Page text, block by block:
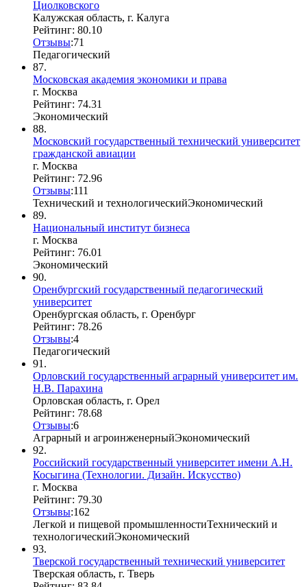
Циолковского
Калужская область, г. Калуга
Рейтинг: 80.10
Отзывы:71
Педагогический
87.
Московская академия экономики и права
г. Москва
Рейтинг: 74.31
Экономический
88.
Московский государственный технический университет
гражданской авиации
г. Москва
Рейтинг: 72.96
Отзывы:111
Технический и технологическийЭкономический
89.
Национальный институт бизнеса
г. Москва
Рейтинг: 76.01
Экономический
90.
Оренбургский государственный педагогический
университет
Оренбургская область, г. Оренбург
Рейтинг: 78.26
Отзывы:4
Педагогический
91.
Орловский государственный аграрный университет им.
Н.В. Парахина
Орловская область, г. Орел
Рейтинг: 78.68
Отзывы:6
Аграрный и агроинженерныйЭкономический
92.
Российский государственный университет имени А.Н.
Косыгина (Технологии. Дизайн. Искусство)
г. Москва
Рейтинг: 79.30
Отзывы:162
Легкой и пищевой промышленностиТехнический и
технологическийЭкономический
93.
Тверской государственный технический университет
Тверская область, г. Тверь